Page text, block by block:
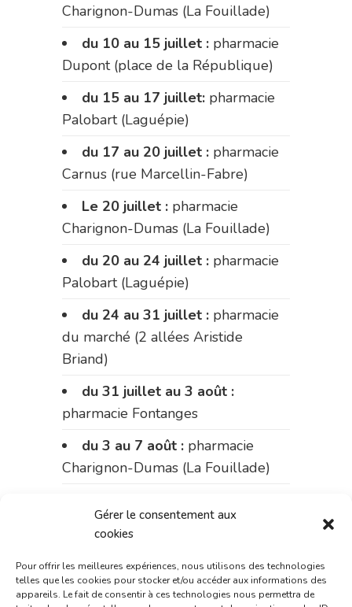
Gérer le consentement aux
cookies
Pour offrir les meilleures expériences, nous utilisons des technologies
telles que les cookies pour stocker et/ou accéder aux informations des
appareils. Le fait de consentir à ces technologies nous permettra de
Charignon-Dumas (La Fouillade)
du 10 au 15 juillet : pharmacie
Dupont (place de la République)
du 15 au 17 juillet: pharmacie
Palobart (Laguépie)
du 17 au 20 juillet : pharmacie
Carnus (rue Marcellin-Fabre)
Le 20 juillet : pharmacie
Charignon-Dumas (La Fouillade)
du 20 au 24 juillet : pharmacie
Palobart (Laguépie)
du 24 au 31 juillet : pharmacie
du marché (2 allées Aristide
Briand)
du 31 juillet au 3 août :
pharmacie Fontanges
du 3 au 7 août : pharmacie
Charignon-Dumas (La Fouillade)
Bonnemaire (rue Saint-Jacques)
du marché (2 allées Aristide
Briand)